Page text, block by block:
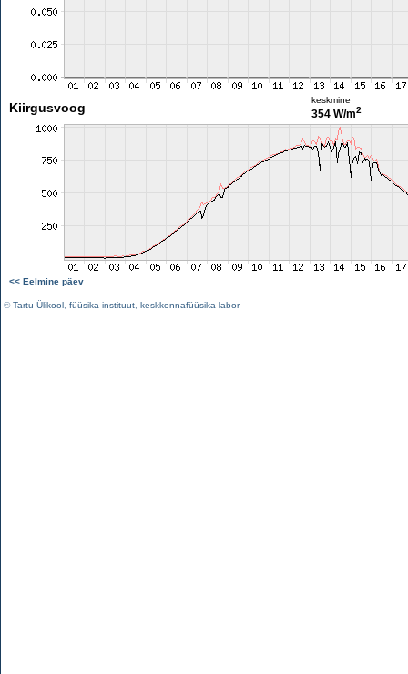
Kiirgusvoog
keskmine
354 W/m2
<< Eelmine päev
©Tartu Ülikool füüsika instituut keskkonnafüüsika labor